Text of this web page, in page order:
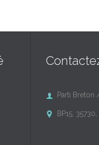
 Parti Breton
 BP15,